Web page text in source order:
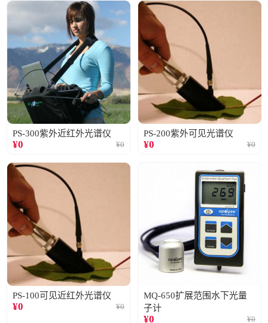
PS-300紫外近红外光谱仪
¥0 ¥0
PS-200紫外可见光谱仪
¥0 ¥0
PS-100可见近红外光谱仪
¥0 ¥0
MQ-650扩展范围水下光量
子计
¥0 ¥0